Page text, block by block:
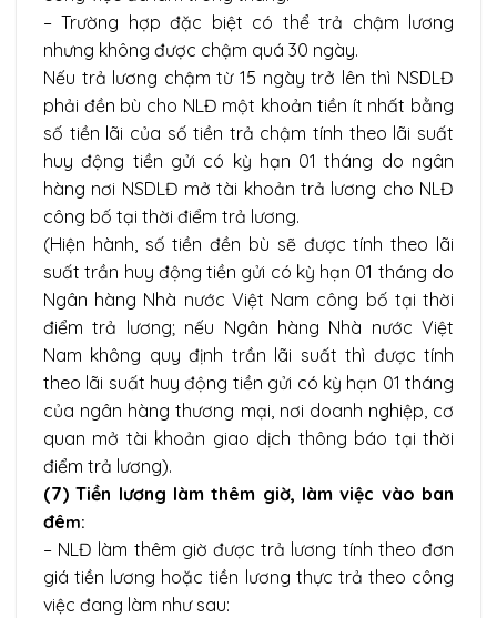
– Trường hợp đặc biệt có thể trả chậm lương
nhưng không được chậm quá 30 ngày.
Nếu trả lương chậm từ 15 ngày trở lên thì NSDLĐ
phải đền bù cho NLĐ một khoản tiền ít nhất bằng
số tiền lãi của số tiền trả chậm tính theo lãi suất
huy động tiền gửi có kỳ hạn 01 tháng do ngân
hàng nơi NSDLĐ mở tài khoản trả lương cho NLĐ
công bố tại thời điểm trả lương.
(Hiện hành, số tiền đền bù sẽ được tính theo lãi
suất trần huy động tiền gửi có kỳ hạn 01 tháng do
Ngân hàng Nhà nước Việt Nam công bố tại thời
điểm trả lương; nếu Ngân hàng Nhà nước Việt
Nam không quy định trần lãi suất thì được tính
theo lãi suất huy động tiền gửi có kỳ hạn 01 tháng
của ngân hàng thương mại, nơi doanh nghiệp, cơ
quan mở tài khoản giao dịch thông báo tại thời
điểm trả lương).
(7) Tiền lương làm thêm giờ, làm việc vào ban
đêm:
– NLĐ làm thêm giờ được trả lương tính theo đơn
giá tiền lương hoặc tiền lương thực trả theo công
việc đang làm như sau: